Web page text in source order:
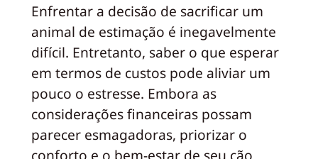
Enfrentar a decisão de sacrificar um
animal de estimação é inegavelmente
difícil. Entretanto, saber o que esperar
em termos de custos pode aliviar um
pouco o estresse. Embora as
considerações financeiras possam
parecer esmagadoras, priorizar o
conforto e o bem-estar de seu cão